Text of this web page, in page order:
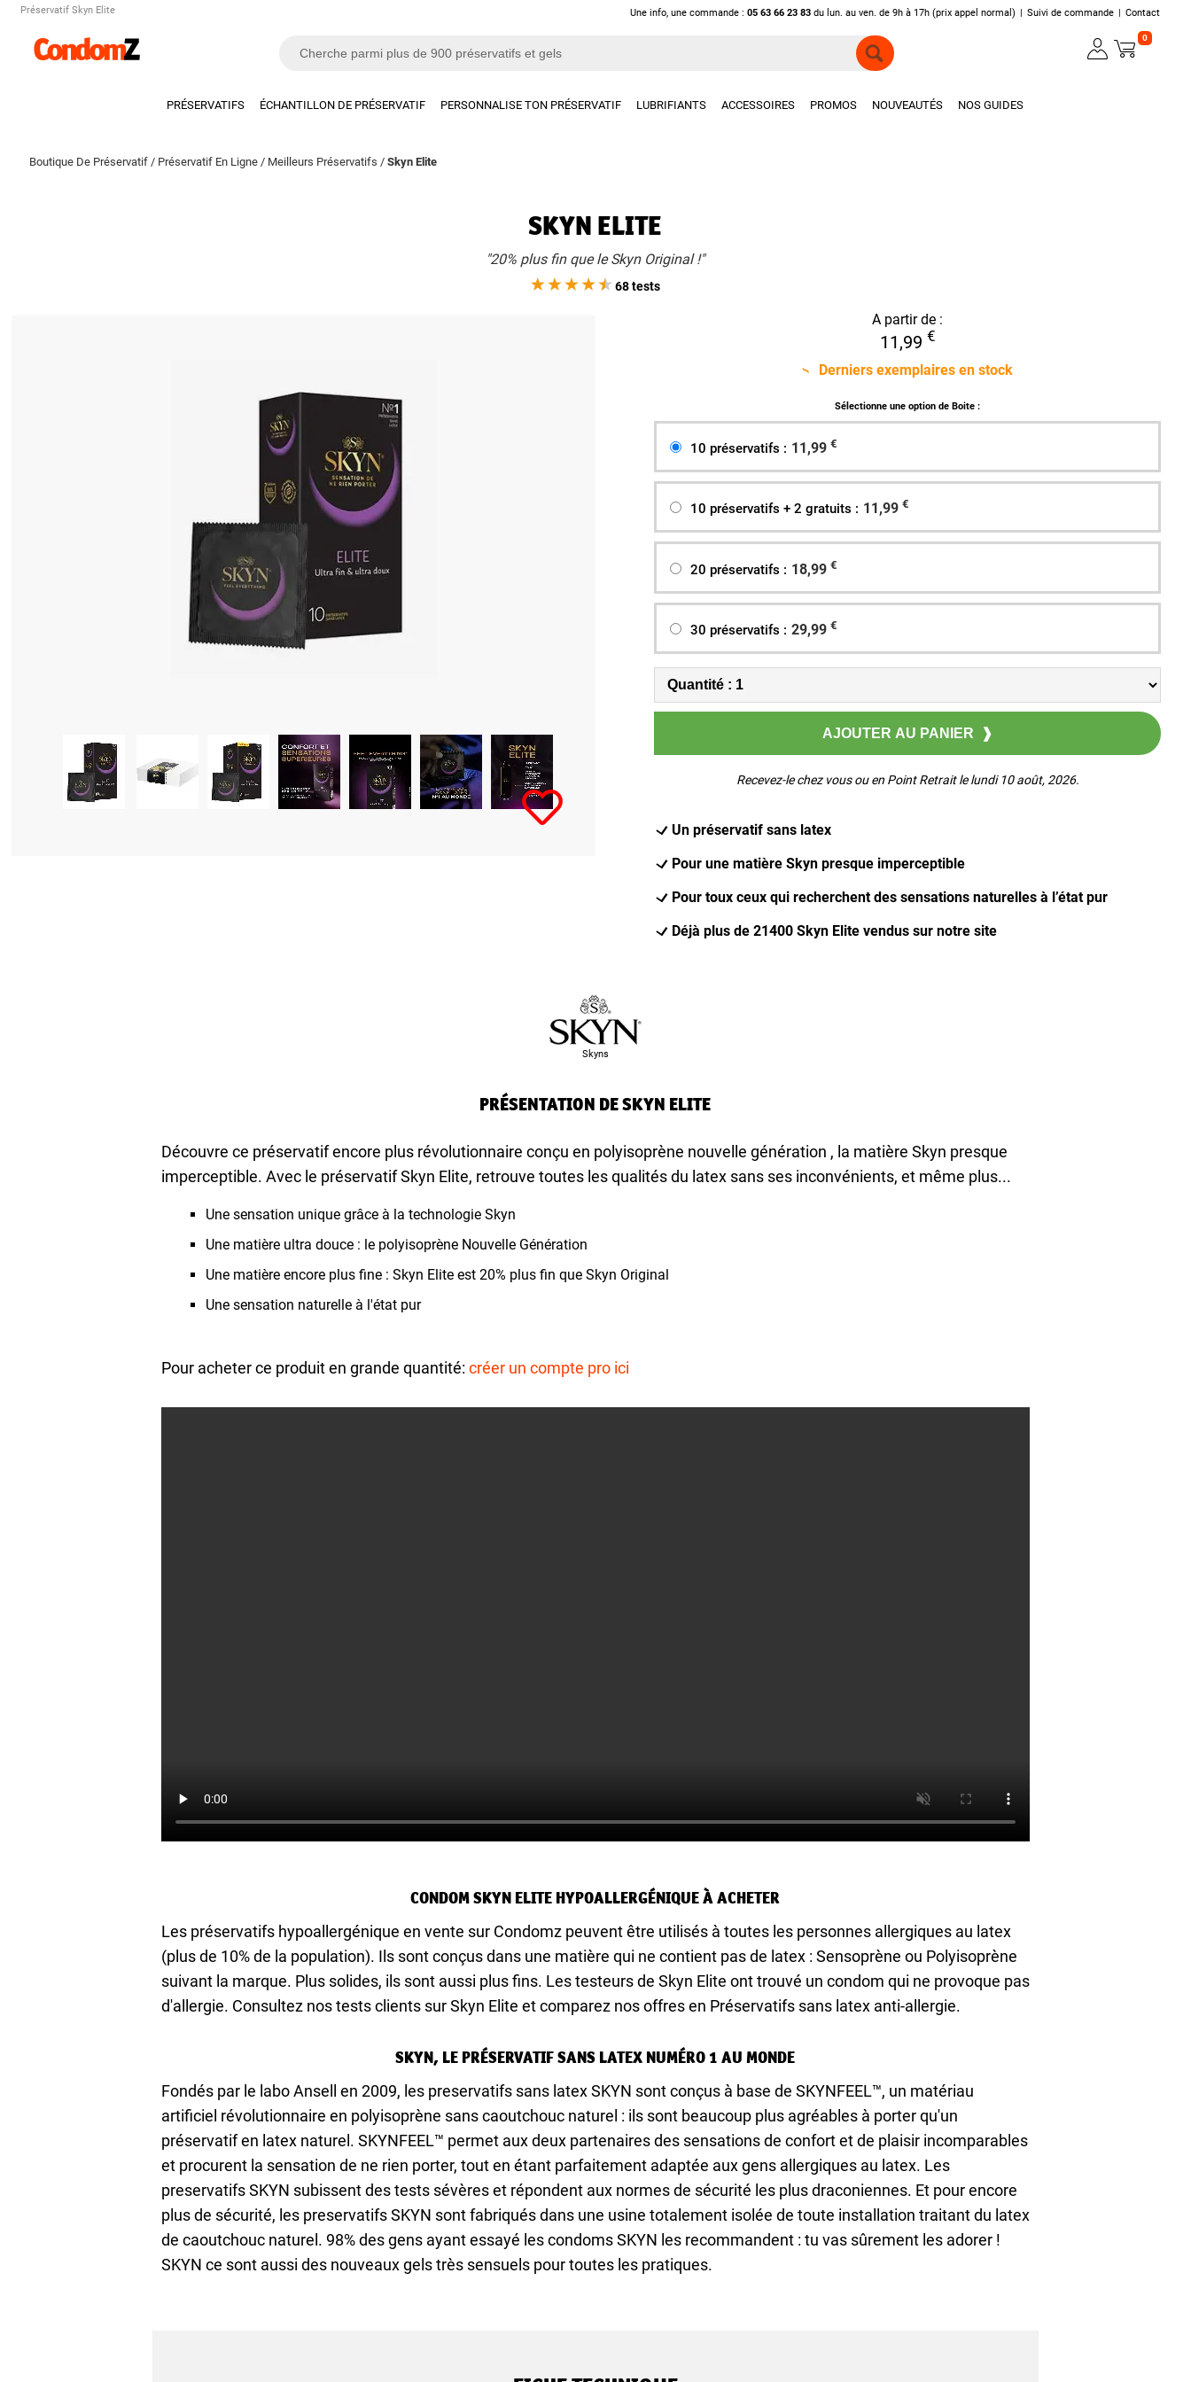
Préservatif Skyn Elite Une info, une commande :05 63 66 23 83 du lun. au ven. de 9h à 17h (prix appel normal) | Suivi de commande | Contact
0
PRÉSERVATIFS ÉCHANTILLON DE PRÉSERVATIF PERSONNALISE TON PRÉSERVATIF LUBRIFIANTS ACCESSOIRES PROMOS NOUVEAUTÉS NOS GUIDES
Boutique De Préservatif / Préservatif En Ligne / Meilleurs Préservatifs /Skyn Elite
SKYN ELITE
"20% plus fin que le Skyn Original !"
68 tests
A partir de :
11,99 €
Derniers exemplaires en stock
Sélectionne une option de Boite :
10 préservatifs : 11,99 €
10 préservatifs + 2 gratuits : 11,99 €
20 préservatifs : 18,99 €
30 préservatifs : 29,99 €
Recevez-le chez vous ou en Point Retrait le lundi 10 août, 2026.
Un préservatif sans latex
Pour une matière Skyn presque imperceptible
Pour toux ceux qui recherchent des sensations naturelles à l’état pur
Déjà plus de 21400 Skyn Elite vendus sur notre site
Skyns
PRÉSENTATION DE SKYN ELITE
Découvre ce préservatif encore plus révolutionnaire conçu en polyisoprène nouvelle génération , la matière Skyn presque
imperceptible. Avec le préservatif Skyn Elite, retrouve toutes les qualités du latex sans ses inconvénients, et même plus...
Une sensation unique grâce à la technologie Skyn
Une matière ultra douce : le polyisoprène Nouvelle Génération
Une matière encore plus fine : Skyn Elite est 20% plus fin que Skyn Original
Une sensation naturelle à l'état pur
Pour acheter ce produit en grande quantité: créer un compte pro ici
CONDOM SKYN ELITE HYPOALLERGÉNIQUE À ACHETER
Les préservatifs hypoallergénique en vente sur Condomz peuvent être utilisés à toutes les personnes allergiques au latex
(plus de 10% de la population). Ils sont conçus dans une matière qui ne contient pas de latex : Sensoprène ou Polyisoprène
suivant la marque. Plus solides, ils sont aussi plus fins. Les testeurs de Skyn Elite ont trouvé un condom qui ne provoque pas
d'allergie. Consultez nos tests clients sur Skyn Elite et comparez nos offres en Préservatifs sans latex anti-allergie.
SKYN, LE PRÉSERVATIF SANS LATEX NUMÉRO 1 AU MONDE
Fondés par le labo Ansell en 2009, les preservatifs sans latex SKYN sont conçus à base de SKYNFEEL™, un matériau
artificiel révolutionnaire en polyisoprène sans caoutchouc naturel : ils sont beaucoup plus agréables à porter qu'un
préservatif en latex naturel. SKYNFEEL™ permet aux deux partenaires des sensations de confort et de plaisir incomparables
et procurent la sensation de ne rien porter, tout en étant parfaitement adaptée aux gens allergiques au latex. Les
preservatifs SKYN subissent des tests sévères et répondent aux normes de sécurité les plus draconiennes. Et pour encore
plus de sécurité, les preservatifs SKYN sont fabriqués dans une usine totalement isolée de toute installation traitant du latex
de caoutchouc naturel. 98% des gens ayant essayé les condoms SKYN les recommandent : tu vas sûrement les adorer !
SKYN ce sont aussi des nouveaux gels très sensuels pour toutes les pratiques.